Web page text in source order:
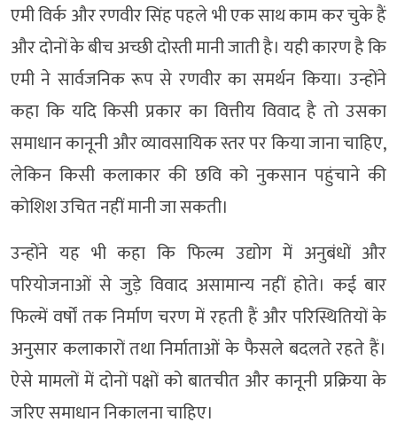
एमी विर्क और रणवीर सिंह पहले भी एक साथ काम कर चुके हैं
और दोनों के बीच अच्छी दोस्ती मानी जाती है। यही कारण है कि
एमी ने सार्वजनिक रूप से रणवीर का समर्थन किया। उन्होंने
कहा कि यदि किसी प्रकार का वित्तीय विवाद है तो उसका
समाधान कानूनी और व्यावसायिक स्तर पर किया जाना चाहिए,
लेकिन किसी कलाकार की छवि को नुकसान पहुंचाने की
कोशिश उचित नहीं मानी जा सकती।
उन्होंने यह भी कहा कि फिल्म उद्योग में अनुबंधों और
परियोजनाओं से जुड़े विवाद असामान्य नहीं होते। कई बार
फिल्में वर्षों तक निर्माण चरण में रहती हैं और परिस्थितियों के
अनुसार कलाकारों तथा निर्माताओं के फैसले बदलते रहते हैं।
ऐसे मामलों में दोनों पक्षों को बातचीत और कानूनी प्रक्रिया के
जरिए समाधान निकालना चाहिए।